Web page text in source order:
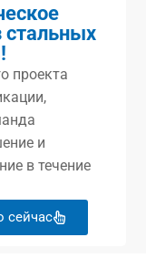
стальных
проекта
и
в течение
сейчас